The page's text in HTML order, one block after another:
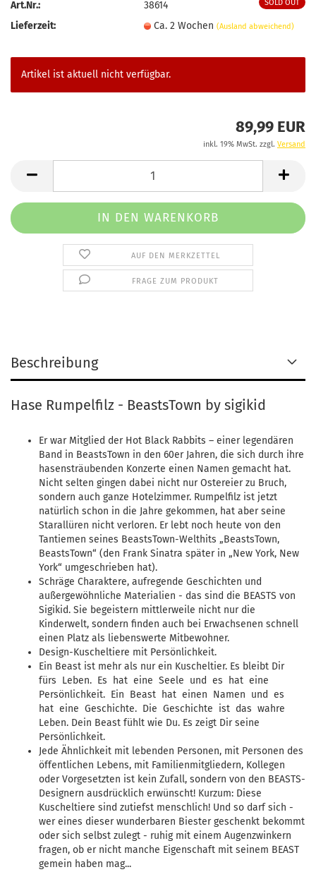
SOLD OUT
Art.Nr.:
38614
Lieferzeit:
Ca. 2 Wochen(Ausland abweichend)
Artikel ist aktuell nicht verfügbar.
89,99 EUR
inkl. 19% MwSt. zzgl. Versand
AUF DEN MERKZETTEL
FRAGE ZUM PRODUKT
Beschreibung
Hase Rumpelfilz - BeastsTown by sigikid
Er war Mitglied der Hot Black Rabbits – einer legendären
Band in BeastsTown in den 60er Jahren, die sich durch ihre
hasensträubenden Konzerte einen Namen gemacht hat.
Nicht selten gingen dabei nicht nur Ostereier zu Bruch,
sondern auch ganze Hotelzimmer. Rumpelfilz ist jetzt
natürlich schon in die Jahre gekommen, hat aber seine
Starallüren nicht verloren. Er lebt noch heute von den
Tantiemen seines BeastsTown-Welthits „BeastsTown,
BeastsTown“ (den Frank Sinatra später in „New York, New
York“ umgeschrieben hat).
Schräge Charaktere, aufregende Geschichten und
außergewöhnliche Materialien - das sind die BEASTS von
Sigikid. Sie begeistern mittlerweile nicht nur die
Kinderwelt, sondern finden auch bei Erwachsenen schnell
einen Platz als liebenswerte Mitbewohner.
Design-Kuscheltiere mit Persönlichkeit.
Ein Beast ist mehr als nur ein Kuscheltier. Es bleibt Dir
fürs Leben. Es hat eine Seele und es hat eine
Persönlichkeit. Ein Beast hat einen Namen und es
hat eine Geschichte. Die Geschichte ist das wahre
Leben. Dein Beast fühlt wie Du. Es zeigt Dir seine
Persönlichkeit.
Jede Ähnlichkeit mit lebenden Personen, mit Personen des
öffentlichen Lebens, mit Familienmitgliedern, Kollegen
oder Vorgesetzten ist kein Zufall, sondern von den BEASTS-
Designern ausdrücklich erwünscht! Kurzum: Diese
Kuscheltiere sind zutiefst menschlich! Und so darf sich -
wer eines dieser wunderbaren Biester geschenkt bekommt
oder sich selbst zulegt - ruhig mit einem Augenzwinkern
fragen, ob er nicht manche Eigenschaft mit seinem BEAST
gemein haben mag...